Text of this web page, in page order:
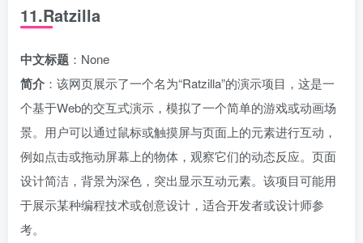
11.Ratzilla
中文标题 ：None
简介 ：该网页展示了一个名为“Ratzilla”的演示项目，这是一
个基于Web的交互式演示，模拟了一个简单的游戏或动画场
景。用户可以通过鼠标或触摸屏与页面上的元素进行互动，
例如点击或拖动屏幕上的物体，观察它们的动态反应。页面
设计简洁，背景为深色，突出显示互动元素。该项目可能用
于展示某种编程技术或创意设计，适合开发者或设计师参
考。